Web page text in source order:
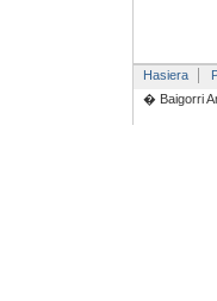
Hasiera
� Baigorri